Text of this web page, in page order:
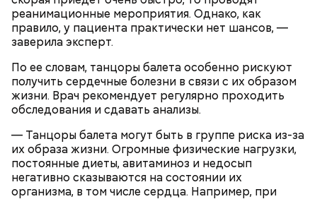
реанимационные мероприятия. Однако, как
правило, у пациента практически нет шансов, —
заверила эксперт.
По ее словам, танцоры балета особенно рискуют
получить сердечные болезни в связи с их образом
жизни. Врач рекомендует регулярно проходить
обследования и сдавать анализы.
— Танцоры балета могут быть в группе риска из-за
их образа жизни. Огромные физические нагрузки,
постоянные диеты, авитаминоз и недосып
негативно сказываются на состоянии их
организма, в том числе сердца. Например, при
нужно застыть на месте и не двигаться;
нельзя ни в коем случае махать руками;
не стоит пытаться «поймать» молнию или
потрогать, особенно металлическими
предметами.
уровень радиационной зараженности
автотранспорт.
Множество людей совершают паломнические